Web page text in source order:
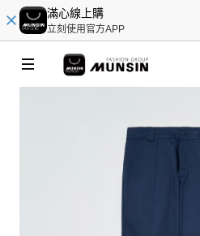
滿心線上購
立刻使用官方APP